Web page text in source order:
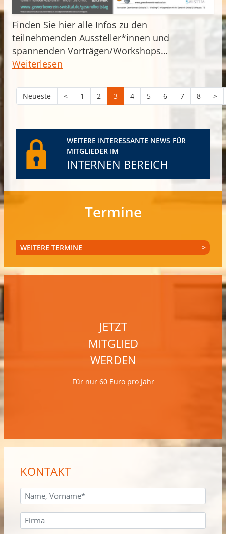
Finden Sie hier alle Infos zu den
teilnehmenden Aussteller*innen und
spannenden Vorträgen/Workshops…
Weiterlesen
Neueste < 1 2 3 4 5 6 7 8 >
WEITERE INTERESSANTE NEWS FÜR
MITGLIEDER IM
INTERNEN BEREICH
Termine
WEITERE TERMINE
JETZT
MITGLIED
WERDEN
Für nur 60 Euro pro Jahr
KONTAKT